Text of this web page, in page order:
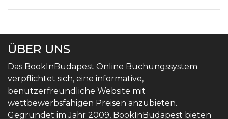
ÜBER UNS
Das BookInBudapest Online Buchungssystem
verpflichtet sich, eine informative,
benutzerfreundliche Website mit
wettbewerbsfähigen Preisen anzubieten.
Gegründet im Jahr 2009, BookInBudapest bieten